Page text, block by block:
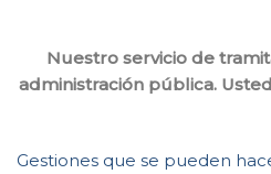
Nuestro servicio de
administración pública.
Gestiones que se pueden